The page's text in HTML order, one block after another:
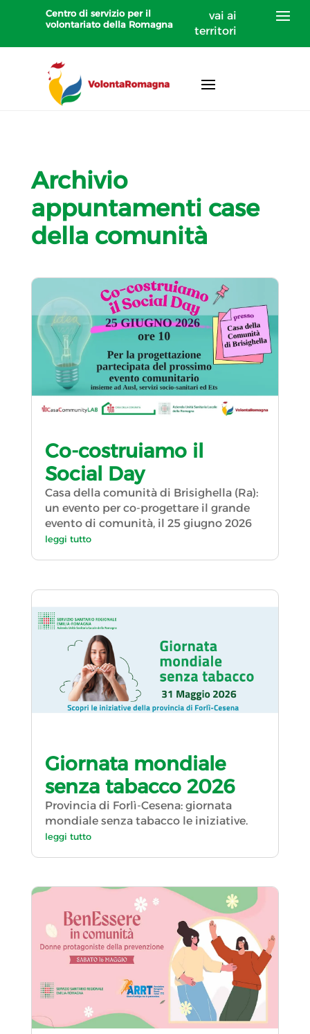
Centro di servizio per il
volontariato della Romagna
vai ai
territori
Archivio
appuntamenti case
della comunità
Co-costruiamo il
Social Day
Casa della comunità di Brisighella (Ra):
un evento per co-progettare il grande
evento di comunità, il 25 giugno 2026
leggi tutto
Giornata mondiale
senza tabacco 2026
Provincia di Forlì-Cesena: giornata
mondiale senza tabacco le iniziative.
leggi tutto